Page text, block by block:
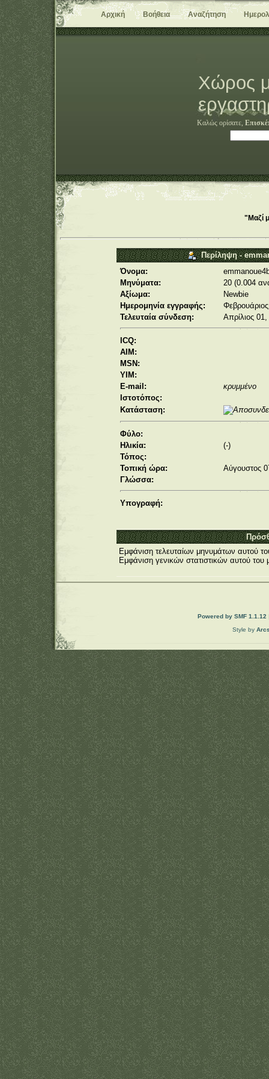
Αρχική Βοήθεια Αναζήτηση
Χώρος
Καλώς ορίσατε,
"Μαζί
Περίληψη -
Όνομα:
Μηνύματα:
20 (0.004
Αξίωμα:
Newbie
Ημερομηνία εγγραφής:
Τελευταία σύνδεση:
Απρίλιος
ICQ:
AIM:
MSN:
YIM:
E-mail:
κρυμμένο
Ιστοτόπος:
Κατάσταση:
Φύλο:
Ηλικία:
(-)
Τόπος:
Τοπική ώρα:
Αύγουστος
Γλώσσα:
Υπογραφή:
Εμφάνιση τελευταίων μηνυμάτων αυτού
Εμφάνιση γενικών στατιστικών αυτού του
Powered by SMF 1.1.12
Style by